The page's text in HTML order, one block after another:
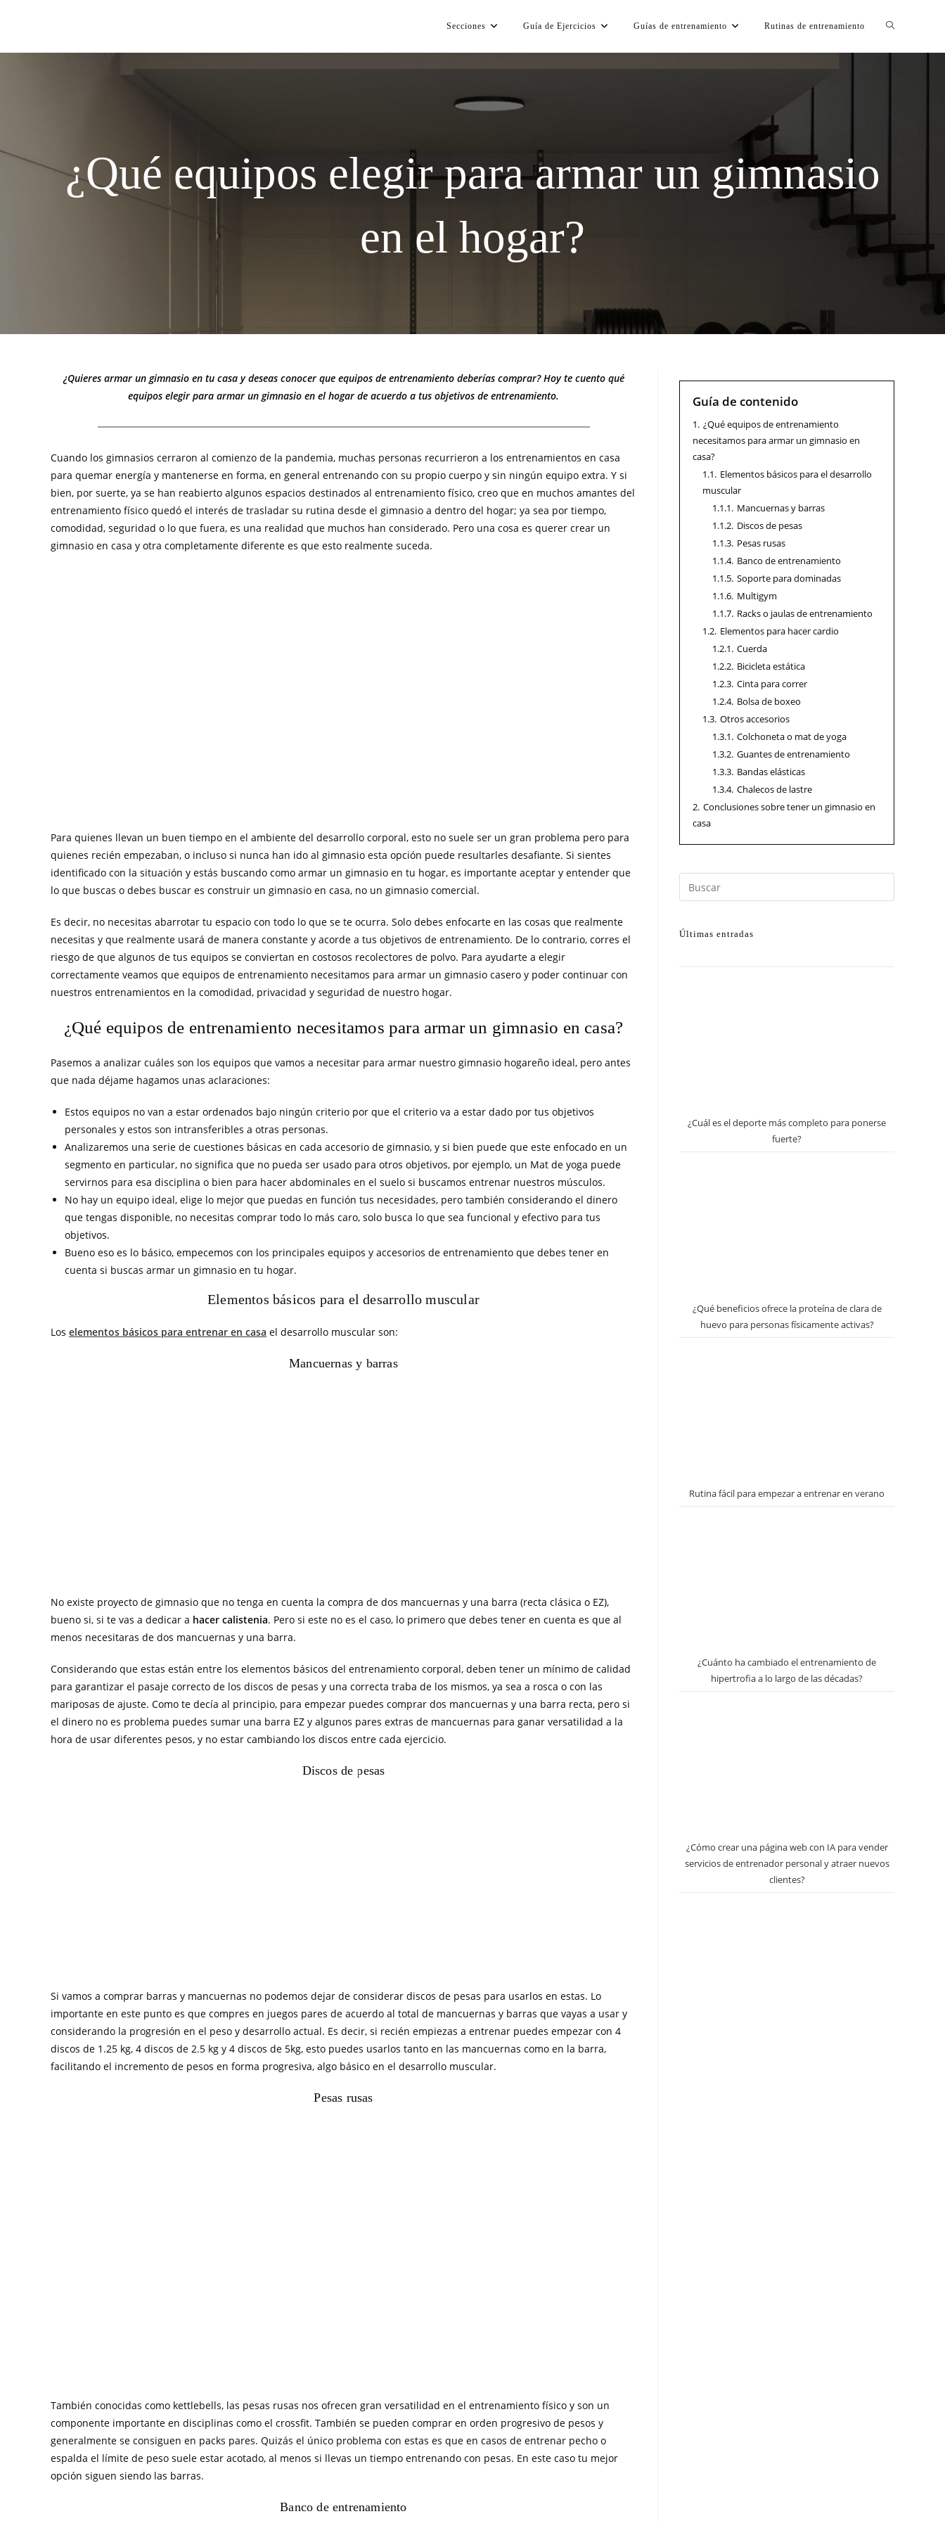
Secciones Guía de Ejercicios Guías de entrenamiento Rutinas de entrenamiento
¿Qué equipos elegir para armar un gimnasio
en el hogar?
¿Quieres armar un gimnasio en tu casa y deseas conocer que equipos de entrenamiento deberías comprar? Hoy te cuento qué
equipos elegir para armar un gimnasio en el hogar de acuerdo a tus objetivos de entrenamiento.
Cuando los gimnasios cerraron al comienzo de la pandemia, muchas personas recurrieron a los entrenamientos en casa
para quemar energía y mantenerse en forma, en general entrenando con su propio cuerpo y sin ningún equipo extra. Y si
bien, por suerte, ya se han reabierto algunos espacios destinados al entrenamiento físico, creo que en muchos amantes del
entrenamiento físico quedó el interés de trasladar su rutina desde el gimnasio a dentro del hogar; ya sea por tiempo,
comodidad, seguridad o lo que fuera, es una realidad que muchos han considerado. Pero una cosa es querer crear un
gimnasio en casa y otra completamente diferente es que esto realmente suceda.
Para quienes llevan un buen tiempo en el ambiente del desarrollo corporal, esto no suele ser un gran problema pero para
quienes recién empezaban, o incluso si nunca han ido al gimnasio esta opción puede resultarles desafiante. Si sientes
identificado con la situación y estás buscando como armar un gimnasio en tu hogar, es importante aceptar y entender que
lo que buscas o debes buscar es construir un gimnasio en casa, no un gimnasio comercial.
Es decir, no necesitas abarrotar tu espacio con todo lo que se te ocurra. Solo debes enfocarte en las cosas que realmente
necesitas y que realmente usará de manera constante y acorde a tus objetivos de entrenamiento. De lo contrario, corres el
riesgo de que algunos de tus equipos se conviertan en costosos recolectores de polvo. Para ayudarte a elegir
correctamente veamos que equipos de entrenamiento necesitamos para armar un gimnasio casero y poder continuar con
nuestros entrenamientos en la comodidad, privacidad y seguridad de nuestro hogar.
¿Qué equipos de entrenamiento necesitamos para armar un gimnasio en casa?
Pasemos a analizar cuáles son los equipos que vamos a necesitar para armar nuestro gimnasio hogareño ideal, pero antes
que nada déjame hagamos unas aclaraciones:
Estos equipos no van a estar ordenados bajo ningún criterio por que el criterio va a estar dado por tus objetivos
personales y estos son intransferibles a otras personas.
Analizaremos una serie de cuestiones básicas en cada accesorio de gimnasio, y si bien puede que este enfocado en un
segmento en particular, no significa que no pueda ser usado para otros objetivos, por ejemplo, un Mat de yoga puede
servirnos para esa disciplina o bien para hacer abdominales en el suelo si buscamos entrenar nuestros músculos.
No hay un equipo ideal, elige lo mejor que puedas en función tus necesidades, pero también considerando el dinero
que tengas disponible, no necesitas comprar todo lo más caro, solo busca lo que sea funcional y efectivo para tus
objetivos.
Bueno eso es lo básico, empecemos con los principales equipos y accesorios de entrenamiento que debes tener en
cuenta si buscas armar un gimnasio en tu hogar.
Elementos básicos para el desarrollo muscular
Los elementos básicos para entrenar en casa el desarrollo muscular son:
Mancuernas y barras
No existe proyecto de gimnasio que no tenga en cuenta la compra de dos mancuernas y una barra (recta clásica o EZ),
bueno si, si te vas a dedicar a hacer calistenia. Pero si este no es el caso, lo primero que debes tener en cuenta es que al
menos necesitaras de dos mancuernas y una barra.
Considerando que estas están entre los elementos básicos del entrenamiento corporal, deben tener un mínimo de calidad
para garantizar el pasaje correcto de los discos de pesas y una correcta traba de los mismos, ya sea a rosca o con las
mariposas de ajuste. Como te decía al principio, para empezar puedes comprar dos mancuernas y una barra recta, pero si
el dinero no es problema puedes sumar una barra EZ y algunos pares extras de mancuernas para ganar versatilidad a la
hora de usar diferentes pesos, y no estar cambiando los discos entre cada ejercicio.
Discos de pesas
Si vamos a comprar barras y mancuernas no podemos dejar de considerar discos de pesas para usarlos en estas. Lo
importante en este punto es que compres en juegos pares de acuerdo al total de mancuernas y barras que vayas a usar y
considerando la progresión en el peso y desarrollo actual. Es decir, si recién empiezas a entrenar puedes empezar con 4
discos de 1.25 kg, 4 discos de 2.5 kg y 4 discos de 5kg, esto puedes usarlos tanto en las mancuernas como en la barra,
facilitando el incremento de pesos en forma progresiva, algo básico en el desarrollo muscular.
Pesas rusas
También conocidas como kettlebells, las pesas rusas nos ofrecen gran versatilidad en el entrenamiento físico y son un
componente importante en disciplinas como el crossfit. También se pueden comprar en orden progresivo de pesos y
generalmente se consiguen en packs pares. Quizás el único problema con estas es que en casos de entrenar pecho o
espalda el límite de peso suele estar acotado, al menos si llevas un tiempo entrenando con pesas. En este caso tu mejor
opción siguen siendo las barras.
Banco de entrenamiento
Guía de contenido
1. ¿Qué equipos de entrenamiento
necesitamos para armar un gimnasio en
casa?
1.1. Elementos básicos para el desarrollo
muscular
1.1.1. Mancuernas y barras
1.1.2. Discos de pesas
1.1.3. Pesas rusas
1.1.4. Banco de entrenamiento
1.1.5. Soporte para dominadas
1.1.6. Multigym
1.1.7. Racks o jaulas de entrenamiento
1.2. Elementos para hacer cardio
1.2.1. Cuerda
1.2.2. Bicicleta estática
1.2.3. Cinta para correr
1.2.4. Bolsa de boxeo
1.3. Otros accesorios
1.3.1. Colchoneta o mat de yoga
1.3.2. Guantes de entrenamiento
1.3.3. Bandas elásticas
1.3.4. Chalecos de lastre
2. Conclusiones sobre tener un gimnasio en
casa
Últimas entradas
¿Cuál es el deporte más completo para ponerse
fuerte?
¿Qué beneficios ofrece la proteína de clara de
huevo para personas físicamente activas?
Rutina fácil para empezar a entrenar en verano
¿Cuánto ha cambiado el entrenamiento de
hipertrofia a lo largo de las décadas?
¿Cómo crear una página web con IA para vender
servicios de entrenador personal y atraer nuevos
clientes?